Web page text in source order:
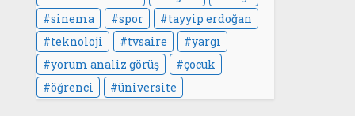
sinema
spor
tayyip erdoğan
teknoloji
tvsaire
yargı
yorum analiz görüş
çocuk
öğrenci
üniversite